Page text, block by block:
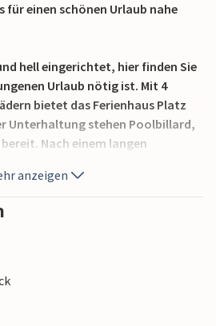
für einen schönen Urlaub nahe
hell eingerichtet, hier finden Sie
Urlaub nötig ist. Mit 4
bietet das Ferienhaus Platz
Unterhaltung stehen Poolbillard,
Nach einem langen
4 Parkplätze für Ihre Autos zur
und schöne Spaziergänge
anzeigen